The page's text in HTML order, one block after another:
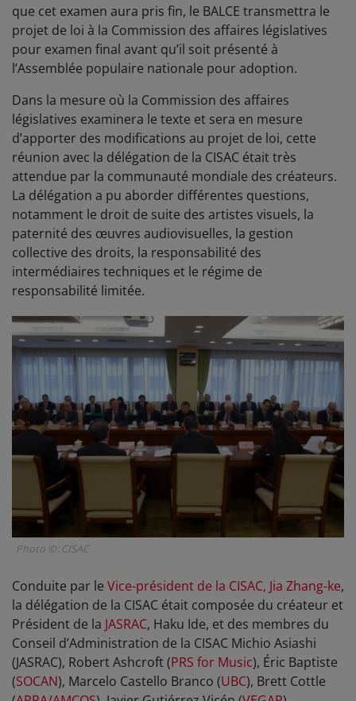
que cet examen aura pris fin, le BALCE transmettra le
projet de loi à la Commission des affaires législatives
pour examen final avant qu’il soit présenté à
l’Assemblée populaire nationale pour adoption.
Dans la mesure où la Commission des affaires
législatives examinera le texte et sera en mesure
d’apporter des modifications au projet de loi, cette
réunion avec la délégation de la CISAC était très
attendue par la communauté mondiale des créateurs.
La délégation a pu aborder différentes questions,
notamment le droit de suite des artistes visuels, la
paternité des œuvres audiovisuelles, la gestion
collective des droits, la responsabilité des
intermédiaires techniques et le régime de
responsabilité limitée.
Photo ©: CISAC
Conduite par le Vice-président de la CISAC, Jia Zhang-ke,
la délégation de la CISAC était composée du créateur et
Président de la JASRAC, Haku Ide, et des membres du
Conseil d’Administration de la CISAC Michio Asiashi
(JASRAC), Robert Ashcroft (PRS for Music), Éric Baptiste
(SOCAN), Marcelo Castello Branco (UBC), Brett Cottle